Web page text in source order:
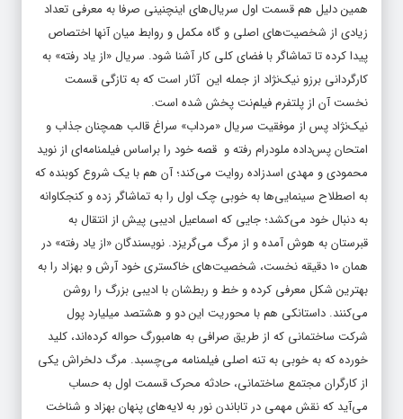
زیادی از شخصیت‌های اصلی و گاه مکمل و روابط میان آنها اختصاص
پیدا کرده تا تماشاگر با فضای کلی کار آشنا شود. سریال «از یاد رفته» به
کارگردانی برزو نیک‌نژاد از جمله این آثار است که به تازگی قسمت
نخست آن از پلتفرم فیلم‌نت پخش شده است.
نیک‌نژاد پس از موفقیت سریال «مرداب» سراغ قالب همچنان جذاب و
امتحان پس‌داده ملودرام رفته و قصه خود را براساس فیلمنامه‌ای از نوید
محمودی و مهدی اسدزاده روایت می‌کند؛ آن هم با یک شروع کوبنده که
به اصطلاح سینمایی‌ها به خوبی چک اول را به تماشاگر زده و کنجکاوانه
به دنبال خود می‌کشد؛ جایی که اسماعیل ادیبی پیش از انتقال به
قبرستان به هوش آمده و از مرگ می‌گریزد. نویسندگان «از یاد رفته» در
همان ۱۰ دقیقه نخست، شخصیت‌های خاکستری خود آرش و بهزاد را به
بهترین شکل معرفی کرده و خط و ربطشان با ادیبی بزرگ را روشن
می‌کنند. داستانکی هم با محوریت این دو و هشتصد میلیارد پول
شرکت ساختمانی که از طریق صرافی به هامبورگ حواله کرده‌اند، کلید
خورده که به خوبی به تنه اصلی فیلمنامه می‌چسبد. مرگ دلخراش یکی
از کارگران مجتمع ساختمانی، حادثه محرک قسمت اول به حساب
می‌آید که نقش مهمی در تاباندن نور به لایه‌های پنهان بهزاد و شناخت
بیشتر تماشاگر از او دارد، اما چیزی که در این قسمت از سریال روی آن